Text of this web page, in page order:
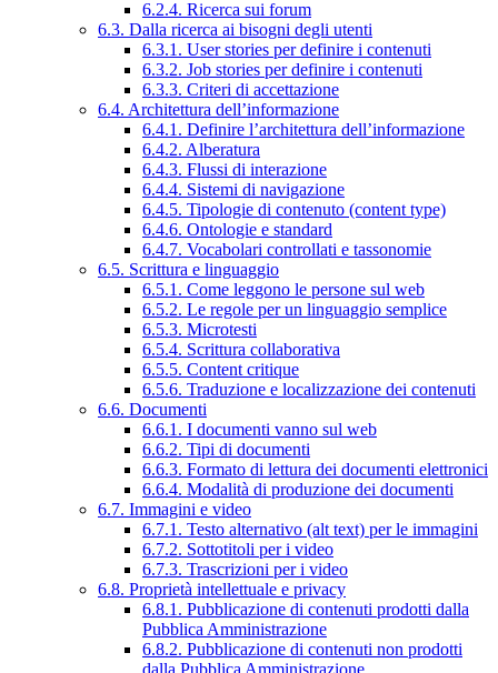
6.2.4. Ricerca sui forum
6.3. Dalla ricerca ai bisogni degli utenti
6.3.1. User stories per definire i contenuti
6.3.2. Job stories per definire i contenuti
6.3.3. Criteri di accettazione
6.4. Architettura dell’informazione
6.4.1. Definire l’architettura dell’informazione
6.4.2. Alberatura
6.4.3. Flussi di interazione
6.4.4. Sistemi di navigazione
6.4.5. Tipologie di contenuto (content type)
6.4.6. Ontologie e standard
6.4.7. Vocabolari controllati e tassonomie
6.5. Scrittura e linguaggio
6.5.1. Come leggono le persone sul web
6.5.2. Le regole per un linguaggio semplice
6.5.3. Microtesti
6.5.4. Scrittura collaborativa
6.5.5. Content critique
6.5.6. Traduzione e localizzazione dei contenuti
6.6. Documenti
6.6.1. I documenti vanno sul web
6.6.2. Tipi di documenti
6.6.3. Formato di lettura dei documenti elettronici
6.6.4. Modalità di produzione dei documenti
6.7. Immagini e video
6.7.1. Testo alternativo (alt text) per le immagini
6.7.2. Sottotitoli per i video
6.7.3. Trascrizioni per i video
6.8. Proprietà intellettuale e privacy
6.8.1. Pubblicazione di contenuti prodotti dalla
Pubblica Amministrazione
6.8.2. Pubblicazione di contenuti non prodotti
dalla Pubblica Amministrazione